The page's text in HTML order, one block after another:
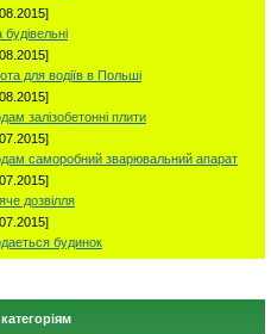
будівельні
для водіїв в Польші
залізобетонні плити
саморобний зварювальний апарат
дозвілля
будинок